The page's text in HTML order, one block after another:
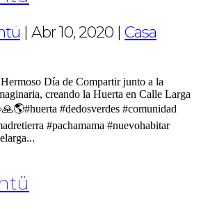
Abr 10, 2020 Casa
Día de Compartir junto a la
creando la Huerta en Calle Larga
#dedosverdes #comunidad
#pachamama #nuevohabitar